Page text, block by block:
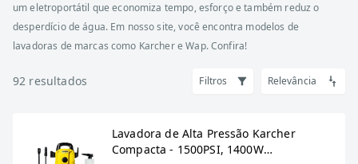
um eletroportátil que economiza tempo, esforço e também reduz o
desperdício de água. Em nosso site, você encontra modelos de
lavadoras de marcas como Karcher e Wap. Confira!
92 resultados Filtros Relevância
Lavadora de Alta Pressão Karcher
Compacta - 1500PSI, 1400W